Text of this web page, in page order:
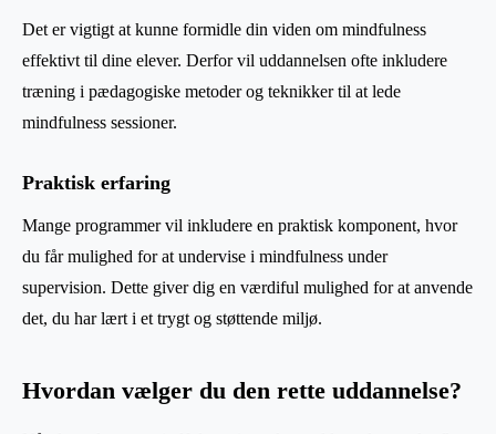
Det er vigtigt at kunne formidle din viden om mindfulness
effektivt til dine elever. Derfor vil uddannelsen ofte inkludere
træning i pædagogiske metoder og teknikker til at lede
mindfulness sessioner.
Praktisk erfaring
Mange programmer vil inkludere en praktisk komponent, hvor
du får mulighed for at undervise i mindfulness under
supervision. Dette giver dig en værdiful mulighed for at anvende
det, du har lært i et trygt og støttende miljø.
Hvordan vælger du den rette uddannelse?